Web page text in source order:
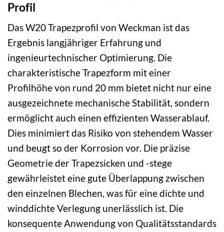
Profil
Das W20 Trapezprofil von Weckman ist das
Ergebnis langjähriger Erfahrung und
ingenieurtechnischer Optimierung. Die
charakteristische Trapezform mit einer
Profilhöhe von rund 20 mm bietet nicht nur eine
ausgezeichnete mechanische Stabilität, sondern
ermöglicht auch einen effizienten Wasserablauf.
Dies minimiert das Risiko von stehendem Wasser
und beugt so der Korrosion vor. Die präzise
Geometrie der Trapezsicken und -stege
gewährleistet eine gute Überlappung zwischen
den einzelnen Blechen, was für eine dichte und
winddichte Verlegung unerlässlich ist. Die
konsequente Anwendung von Qualitätsstandards